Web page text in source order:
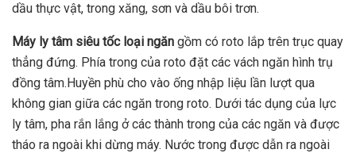
dầu thực vật, trong xăng, sơn và dầu bôi trơn.
Máy ly tâm siêu tốc loại ngăn gồm có roto lắp trên trục quay
thẳng đứng. Phía trong của roto đặt các vách ngăn hình trụ
đồng tâm.Huyền phù cho vào ống nhập liệu lần lượt qua
không gian giữa các ngăn trong roto. Dưới tác dụng của lực
ly tâm, pha rắn lắng ở các thành trong của các ngăn và được
tháo ra ngoài khi dừng máy. Nước trong được dẫn ra ngoài